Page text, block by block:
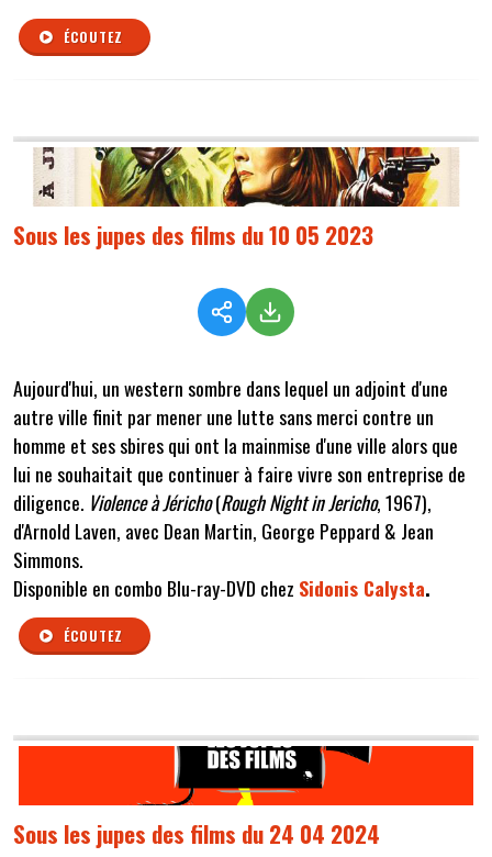
ÉCOUTEZ
Sous les jupes des films du 10 05 2023
Aujourd'hui, un western sombre dans lequel un adjoint d'une
autre ville finit par mener une lutte sans merci contre un
homme et ses sbires qui ont la mainmise d'une ville alors que
lui ne souhaitait que continuer à faire vivre son entreprise de
diligence. Violence à Jéricho(Rough Night in Jericho, 1967),
d'Arnold Laven, avec Dean Martin, George Peppard & Jean
Simmons.
Disponible en combo Blu-ray-DVD chez Sidonis Calysta.
ÉCOUTEZ
Sous les jupes des films du 24 04 2024